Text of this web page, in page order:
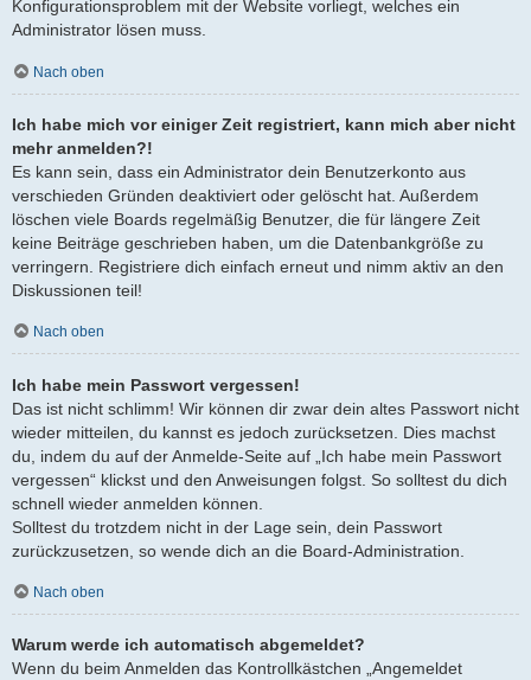
Konfigurationsproblem mit der Website vorliegt, welches ein
Administrator lösen muss.
Nach oben
Ich habe mich vor einiger Zeit registriert, kann mich aber nicht
mehr anmelden?!
Es kann sein, dass ein Administrator dein Benutzerkonto aus
verschieden Gründen deaktiviert oder gelöscht hat. Außerdem
löschen viele Boards regelmäßig Benutzer, die für längere Zeit
keine Beiträge geschrieben haben, um die Datenbankgröße zu
verringern. Registriere dich einfach erneut und nimm aktiv an den
Diskussionen teil!
Nach oben
Ich habe mein Passwort vergessen!
Das ist nicht schlimm! Wir können dir zwar dein altes Passwort nicht
wieder mitteilen, du kannst es jedoch zurücksetzen. Dies machst
du, indem du auf der Anmelde-Seite auf „Ich habe mein Passwort
vergessen“ klickst und den Anweisungen folgst. So solltest du dich
schnell wieder anmelden können.
Solltest du trotzdem nicht in der Lage sein, dein Passwort
zurückzusetzen, so wende dich an die Board-Administration.
Nach oben
Warum werde ich automatisch abgemeldet?
Wenn du beim Anmelden das Kontrollkästchen „Angemeldet